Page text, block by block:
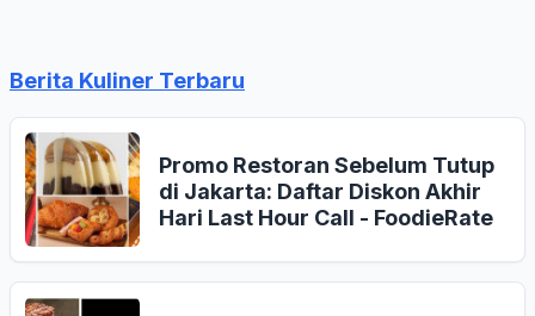
Berita Kuliner Terbaru
Promo Restoran Sebelum Tutup
di Jakarta: Daftar Diskon Akhir
Hari Last Hour Call - FoodieRate